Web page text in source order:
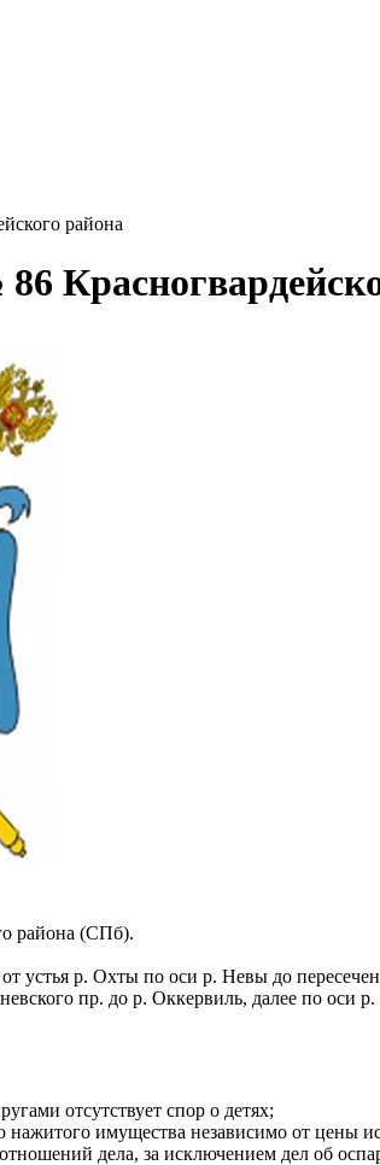
района
района (СПб).
устья р. Охты по оси р. Невы до
пр. до р. Оккервиль, далее
отсутствует спор о детях;
нажитого имущества независимо от цены
дела, за исключением дел об